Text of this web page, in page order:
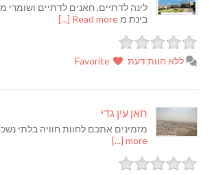
לינה לדתיים, חאנים לדתיים
בינת מRead more [...]
ללא חוות דעת
חאן עין גדי
מזמינים אתכם לחוות חוויה בלתי
more [...]